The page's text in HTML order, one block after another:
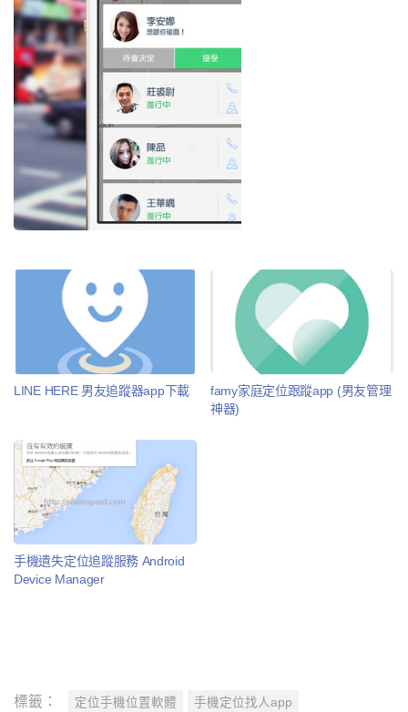
LINE HERE 男友追蹤器app下載
famy家庭定位跟蹤app (男友管理
神器)
手機遺失定位追蹤服務 Android
Device Manager
標籤： 定位手機位置軟體 手機定位找人app